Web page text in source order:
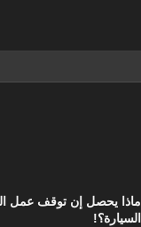
ماذا يحصل إن توقف عمل
السيارة؟!